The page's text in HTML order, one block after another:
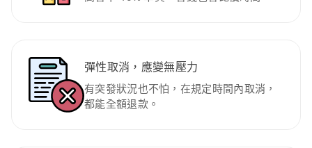
彈性取消，應變無壓力
有突發狀況也不怕，在規定時間內取消，
都能全額退款。